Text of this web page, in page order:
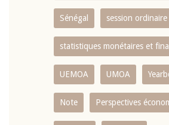
Sénégal session ordinaire
statistiques monétaires et
UEMOA UMOA
Note Perspectives